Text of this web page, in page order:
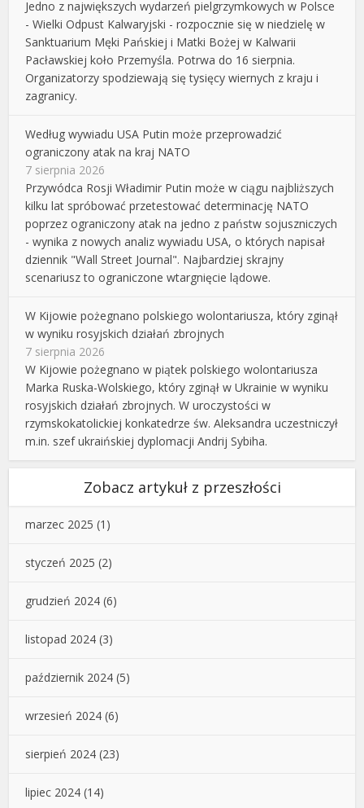
Jedno z największych wydarzeń pielgrzymkowych w Polsce
- Wielki Odpust Kalwaryjski - rozpocznie się w niedzielę w
Sanktuarium Męki Pańskiej i Matki Bożej w Kalwarii
Pacławskiej koło Przemyśla. Potrwa do 16 sierpnia.
Organizatorzy spodziewają się tysięcy wiernych z kraju i
zagranicy.
Według wywiadu USA Putin może przeprowadzić
ograniczony atak na kraj NATO
7 sierpnia 2026
Przywódca Rosji Władimir Putin może w ciągu najbliższych
kilku lat spróbować przetestować determinację NATO
poprzez ograniczony atak na jedno z państw sojuszniczych
- wynika z nowych analiz wywiadu USA, o których napisał
dziennik "Wall Street Journal". Najbardziej skrajny
scenariusz to ograniczone wtargnięcie lądowe.
W Kijowie pożegnano polskiego wolontariusza, który zginął
w wyniku rosyjskich działań zbrojnych
7 sierpnia 2026
W Kijowie pożegnano w piątek polskiego wolontariusza
Marka Ruska-Wolskiego, który zginął w Ukrainie w wyniku
rosyjskich działań zbrojnych. W uroczystości w
rzymskokatolickiej konkatedrze św. Aleksandra uczestniczył
m.in. szef ukraińskiej dyplomacji Andrij Sybiha.
Zobacz artykuł z przeszłości
marzec 2025 (1)
styczeń 2025 (2)
grudzień 2024 (6)
listopad 2024 (3)
październik 2024 (5)
wrzesień 2024 (6)
sierpień 2024 (23)
lipiec 2024 (14)